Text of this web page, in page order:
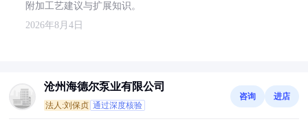
附加工艺建议与扩展知识。
2026年8月4日
沧州海德尔泵业有限公司
法人:刘保贞 通过深度核验
咨询 进店